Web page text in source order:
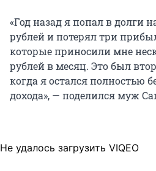
«Год назад я попал в долги
рублей и потерял три
которые приносили мне
рублей в месяц. Это был
когда я остался полностью
дохода», — поделился муж
Не удалось загрузить VIQEO